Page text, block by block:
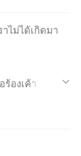
ไม่ได้เกิดมา
ร้องเค้า ขอโทษ
ic_default